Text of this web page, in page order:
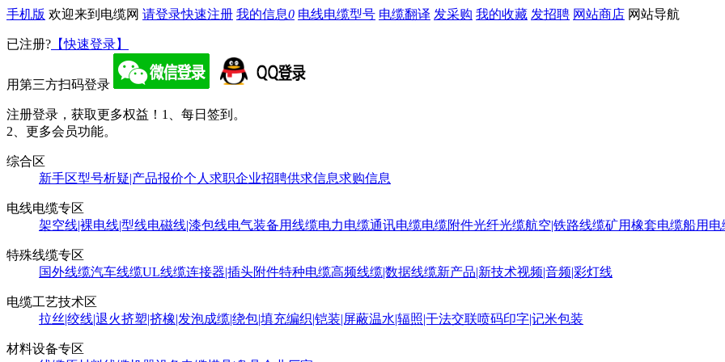
手机版 欢迎来到电缆网 请登录快速注册 我的信息0 电线电缆型号 电缆翻译 发采购 我的收藏 发招聘 网站商店 网站导航
已注册? 【快速登录】
用第三方扫码登录
注册登录，获取更多权益！ 1、每日签到。
2、更多会员功能。
综合区
新手区型号析疑|产品报价个人求职企业招聘供求信息求购信息
电线电缆专区
架空线|裸电线|型线电磁线|漆包线电气装备用线缆电力电缆通讯电缆电缆附件光纤光缆航空|铁路线缆矿用橡套电缆船用电
特殊线缆专区
国外线缆汽车线缆UL线缆连接器|插头附件特种电缆高频线缆|数据线缆新产品|新技术视频|音频|彩灯线
电缆工艺技术区
拉丝|绞线|退火挤塑|挤橡|发泡成缆|绕包|填充编织|铠装|屏蔽温水|辐照|干法交联喷码印字|记米包装
材料设备专区